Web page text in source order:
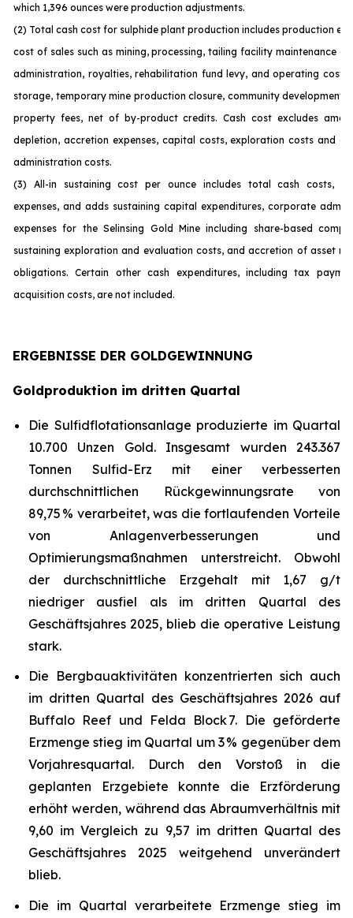
which 1,396 ounces were production adjustments.
(2) Total cash cost for sulphide plant production includes production
cost of sales such as mining, processing, tailing facility maintenance
administration, royalties, rehabilitation fund levy, and operating costs
storage, temporary mine production closure, community development
property fees, net of by-product credits. Cash cost excludes
depletion, accretion expenses, capital costs, exploration costs and
administration costs.
(3) All-in sustaining cost per ounce includes total cash costs,
expenses, and adds sustaining capital expenditures, corporate
expenses for the Selinsing Gold Mine including share-based
sustaining exploration and evaluation costs, and accretion of asset
obligations. Certain other cash expenditures, including tax
acquisition costs, are not included.
ERGEBNISSE DER GOLDGEWINNUNG
Goldproduktion im dritten Quartal
Die Sulfidflotationsanlage produzierte im Quartal
10.700 Unzen Gold. Insgesamt wurden 243.367
Tonnen Sulfid-Erz mit einer verbesserten
durchschnittlichen Rückgewinnungsrate von
89,75 % verarbeitet, was die fortlaufenden Vorteile
von Anlagenverbesserungen und
Optimierungsmaßnahmen unterstreicht. Obwohl
der durchschnittliche Erzgehalt mit 1,67 g/t
niedriger ausfiel als im dritten Quartal des
Geschäftsjahres 2025, blieb die operative Leistung
stark.
Die Bergbauaktivitäten konzentrierten sich auch
im dritten Quartal des Geschäftsjahres 2026 auf
Buffalo Reef und Felda Block 7. Die geförderte
Erzmenge stieg im Quartal um 3 % gegenüber dem
Vorjahresquartal. Durch den Vorstoß in die
geplanten Erzgebiete konnte die Erzförderung
erhöht werden, während das Abraumverhältnis mit
9,60 im Vergleich zu 9,57 im dritten Quartal des
Geschäftsjahres 2025 weitgehend unverändert
blieb.
Die im Quartal verarbeitete Erzmenge stieg im